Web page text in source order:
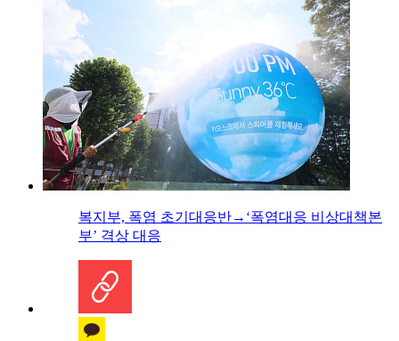
복지부, 폭염 초기대응반→‘폭염대응 비상대책본
부’ 격상 대응